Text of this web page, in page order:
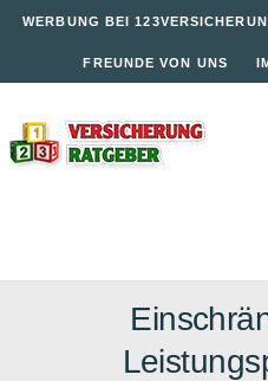
WERBUNG BEI
FREUNDE VON UNS